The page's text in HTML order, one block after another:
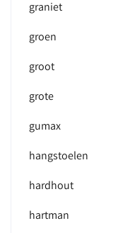
graniet
groen
groot
grote
gumax
hangstoelen
hardhout
hartman